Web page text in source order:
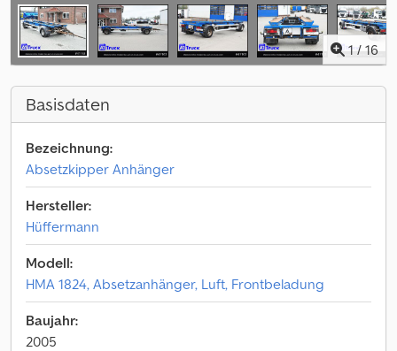
1 /16
Basisdaten
Bezeichnung:
Absetzkipper Anhänger
Hersteller:
Hüffermann
Modell:
HMA 1824, Absetzanhänger, Luft, Frontbeladung
Baujahr:
2005